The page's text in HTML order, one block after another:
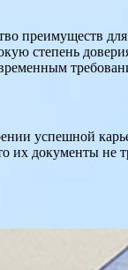
преимуществ
степень
успешной
их документы